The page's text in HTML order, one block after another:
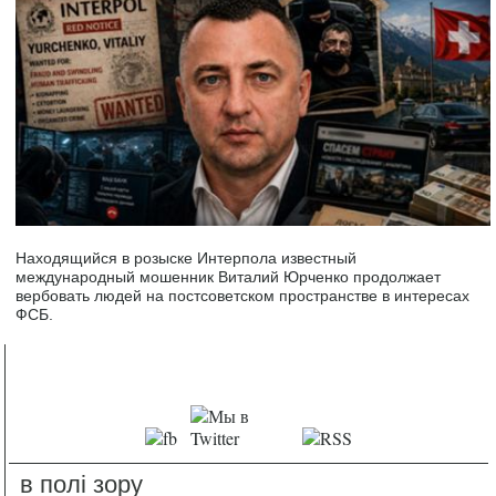
Находящийся в розыске Интерпола известный
международный мошенник Виталий Юрченко продолжает
вербовать людей на постсоветском пространстве в интересах
ФСБ.
в полі зору